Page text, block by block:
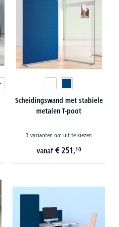
Scheidingswand met stabiele
metalen T-poot
3 varianten om uit te kiezen
vanaf € 251,10